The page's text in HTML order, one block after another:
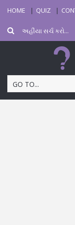
HOME QUIZ
GO TO...